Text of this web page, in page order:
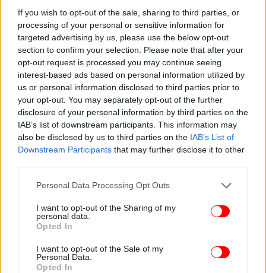
If you wish to opt-out of the sale, sharing to third parties, or
processing of your personal or sensitive information for
targeted advertising by us, please use the below opt-out
section to confirm your selection. Please note that after your
opt-out request is processed you may continue seeing
interest-based ads based on personal information utilized by
us or personal information disclosed to third parties prior to
your opt-out. You may separately opt-out of the further
disclosure of your personal information by third parties on the
IAB’s list of downstream participants. This information may
also be disclosed by us to third parties on the IAB’s List of
Downstream Participants that may further disclose it to other
Please note that this website/app uses one or more Google
not limited to your visit or usage behaviour. You may click to
grant or deny consent to Google and its third-party tags to
use your data for below specified purposes in below Google
consent section.
Personal Data Processing Opt Outs
I want to opt-out of the Sharing of my
personal data.
Opted In
I want to opt-out of the Sale of my
Personal Data.
Opted In
ΟΛΕΣ ΟΙ ΕΙΔΗΣΕΙΣ
μιλήσουν με μια φωνή σε μια Μεσόγειο υπό ένταση»: Τα
γαλλικά ΜΜΕ για την επίσκεψη Μακρόν
Αισθητός μέχρι την Κάσο ο σεισμός των 5,7 Ρίχτερ που
ταρακούνησε την Κρήτη -«Ήταν έντονος, είχε και αρκετή